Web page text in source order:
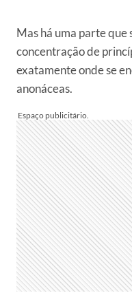
Mas há uma parte que
concentração de
exatamente onde se
anonáceas.